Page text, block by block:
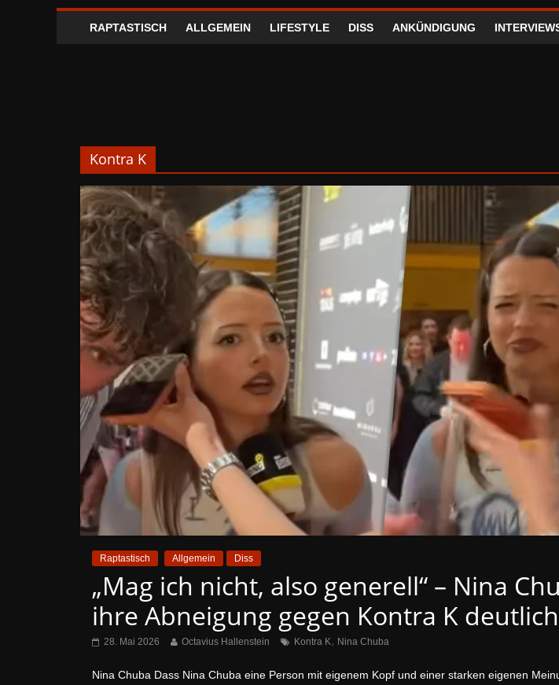
RAPTASTISCH ALLGEMEIN LIFESTYLE DISS ANKÜNDIGUNG
Kontra K
Raptastisch Allgemein Diss
„Mag ich nicht, also generell“ – Nina
ihre Abneigung gegen Kontra K deutlich
28. Mai 2026 Octavius Hallenstein Kontra K, Nina Chuba
Nina Chuba Dass Nina Chuba eine Person mit eigenem Kopf und einer starken eigenen